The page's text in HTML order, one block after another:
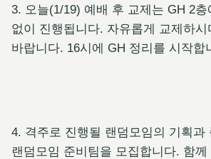
3. 오늘(1/19) 예배 후 교제는 GH 2층
없이 진행됩니다. 자유롭게 교제하시
바랍니다. 16시에 GH 정리를 시작합
4. 격주로 진행될 랜덤모임의 기획과
랜덤모임 준비팀을 모집합니다. 함